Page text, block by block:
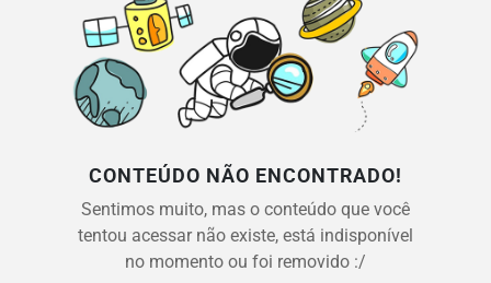
CONTEÚDO NÃO ENCONTRADO!
Sentimos muito, mas o conteúdo que você
tentou acessar não existe, está indisponível
no momento ou foi removido :/